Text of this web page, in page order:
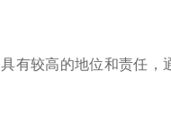
有较高的地位和责任，